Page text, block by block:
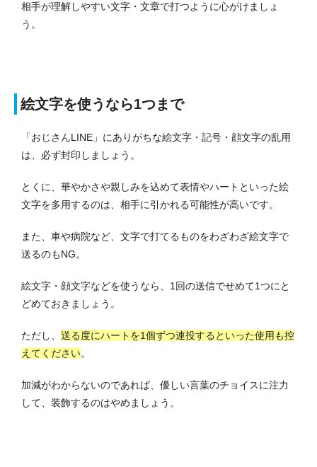
相手が理解しやすい文字・文章で打つように心がけましょ
う。
絵文字を使うなら1つまで
「おじさんLINE」にありがちな絵文字・記号・顔文字の乱用
は、必ず封印しましょう。
とくに、華やかさや親しみを込めて表情やハートといった絵
文字を多用するのは、相手に引かれる可能性が高いです。
また、車や病院など、文字で打てるものをわざわざ絵文字で
送るのもNG。
絵文字・顔文字などを使うなら、1回の送信でせめて1つにと
どめておきましょう。
ただし、 送る度にハートを1個ずつ連投するといった使用も控
えてください。
加減がわからないのであれば、優しい言葉のチョイスに注力
して、装飾するのはやめましょう。